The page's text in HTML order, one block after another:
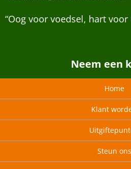
“Oog voor voedsel, hart voor
Neem een
Home
Klant
Steun ons